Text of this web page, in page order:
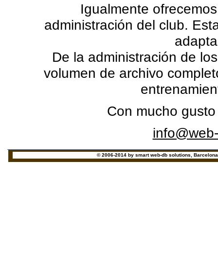
Igualmente
administración del club.
De la administración de
volumen de archivo
Con mucho
© 2006-2014 by smart web-db solutions,